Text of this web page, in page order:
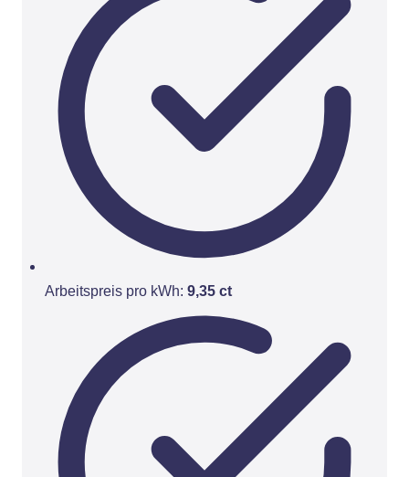
Arbeitspreis pro kWh: 9,35 ct